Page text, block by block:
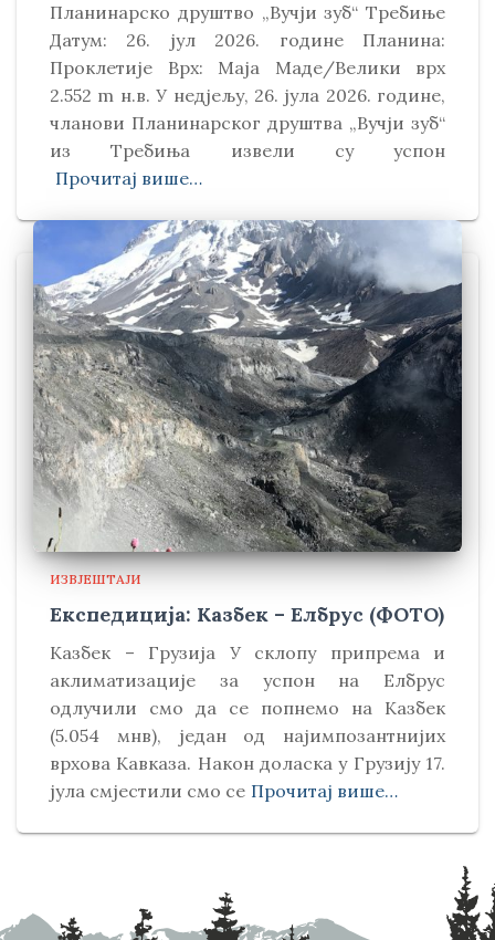
Планинарско друштво „Вучји зуб“ Требиње
Датум: 26. јул 2026. године Планина:
Проклетије Врх: Маја Маде/Велики врх
2.552 m н.в. У недјељу, 26. јула 2026. године,
чланови Планинарског друштва „Вучји зуб“
из Требиња извели су успон
Прочитај више…
ИЗВЈЕШТАЈИ
Експедиција: Казбек – Елбрус (ФОТО)
Kазбек – Грузија У склопу припрема и
аклиматизације за успон на Елбрус
одлучили смо да се попнемо на Kазбек
(5.054 мнв), један од најимпозантнијих
врхова Kавказа. Након доласка у Грузију 17.
јула смјестили смо се Прочитај више…